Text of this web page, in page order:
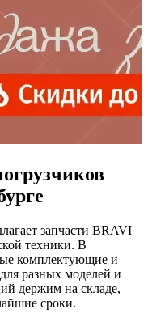
запчасти BRAVI
техники. В
комплектующие и
разных моделей и
держим на складе,
сроки.